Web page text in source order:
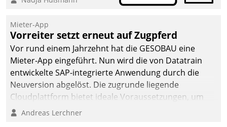
Die monatlichen
Mitteilungen zum
Heizungs- und
Wasserverbrauch gehen
automatisiert, vollständig
und auf Wunsch über
mehrere zuvor
Kommunikationswege bei
Mieter-App
Vorreiter setzt erneut auf Zugpferd
Vor rund einem Jahrzehnt hat die GESOBAU eine
Mieter-App eingeführt. Nun wird die von Datatrain
entwickelte SAP-integrierte Anwendung durch die
Neuversion abgelöst. Die zugrunde liegende
Cloudplattform bietet ideale Voraussetzungen, um
die Funktionalität der App zu erweitern und weitere
Andreas Lerchner